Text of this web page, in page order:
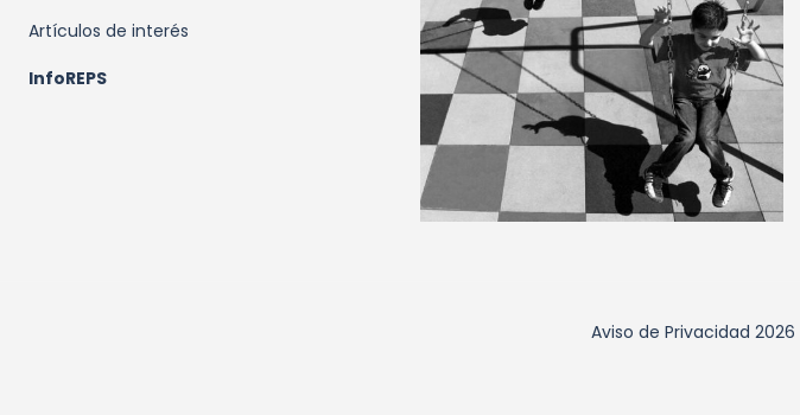
Artículos de interés
InfoREPS
Aviso de Privacidad 2026